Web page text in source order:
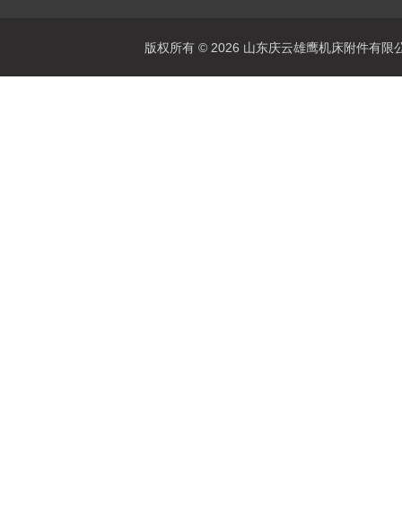
版权所有 © 2026 山东庆云雄鹰机床附件有